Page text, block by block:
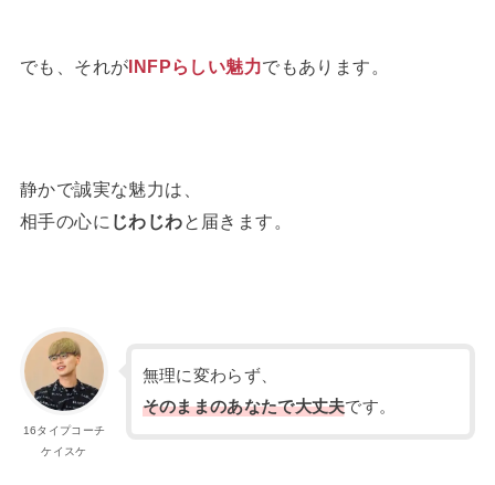
でも、それがINFPらしい魅力でもあります。
静かで誠実な魅力は、
相手の心に じわじわ と届きます。
16タイプコーチ
ケイスケ
無理に変わらず、
そのままのあなたで大丈夫です。